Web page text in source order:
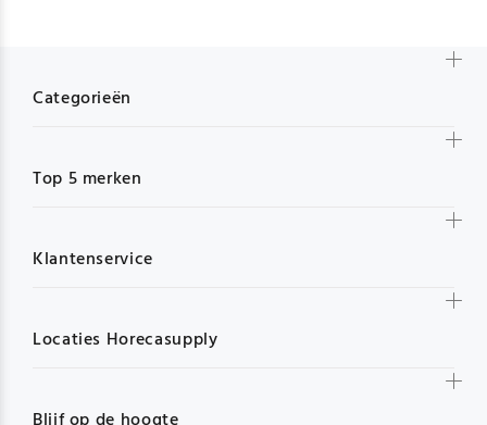
Categorieën
Top 5 merken
Klantenservice
Locaties Horecasupply